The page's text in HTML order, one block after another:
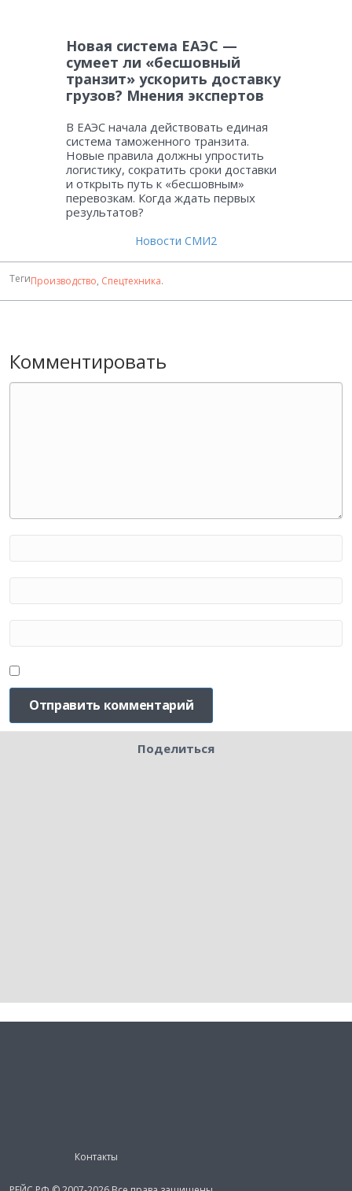
Новая система ЕАЭС —
сумеет ли «бесшовный
транзит» ускорить доставку
грузов? Мнения экспертов
В ЕАЭС начала действовать единая
система таможенного транзита.
Новые правила должны упростить
логистику, сократить сроки доставки
и открыть путь к «бесшовным»
перевозкам. Когда ждать первых
результатов?
Новости СМИ2
ТегиПроизводство, Спецтехника.
Комментировать
Поделиться
Контакты